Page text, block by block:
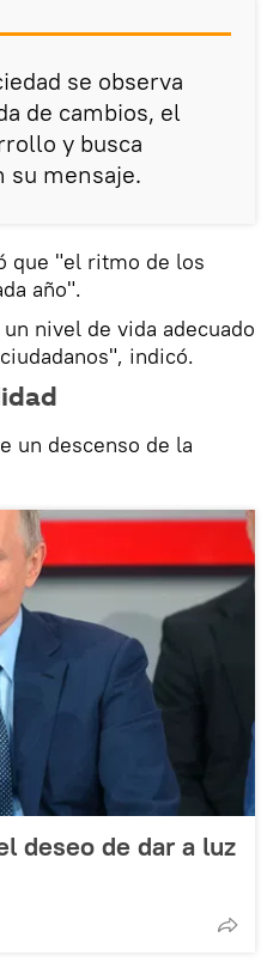
se observa
de cambios, el
y busca
su mensaje.
que "el ritmo de los
año".
nivel de vida adecuado
indicó.
un descenso de la
deseo de dar a luz